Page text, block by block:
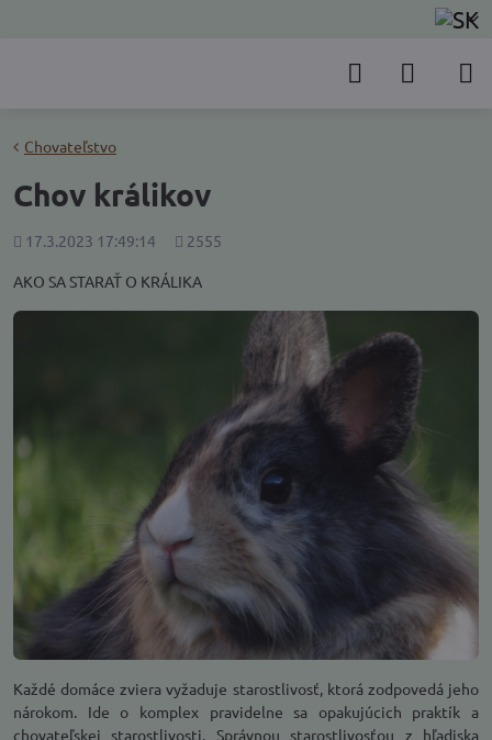
Chovateľstvo
Chov králikov
Pridané
17.3.2023 17:49:14
Počet
2555
AKO SA STARAŤ O KRÁLIKA
Každé domáce zviera vyžaduje starostlivosť, ktorá zodpovedá jeho
nárokom. Ide o komplex pravidelne sa opakujúcich praktík a
chovateľskej starostlivosti. Správnou starostlivosťou z hľadiska